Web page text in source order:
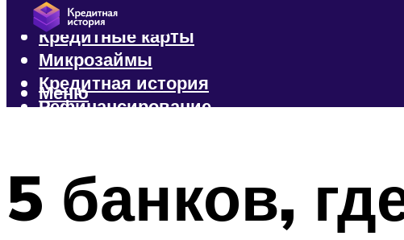
Кредиты
Кредитные карты
Микрозаймы
Кредитная история
Рефинансирование
Меню
5 банков,